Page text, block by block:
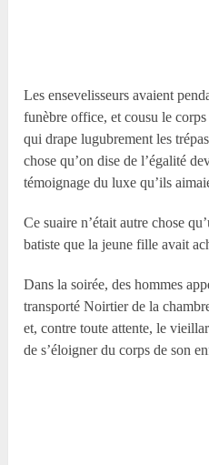
Les ensevelisseurs avaient
funèbre office, et cousu le
qui drape lugubrement les
chose qu’on dise de l’égalité
témoignage du luxe qu’ils
Ce suaire n’était autre chose
batiste que la jeune fille avait
Dans la soirée, des hommes
transporté Noirtier de la
et, contre toute attente, le
de s’éloigner du corps de son